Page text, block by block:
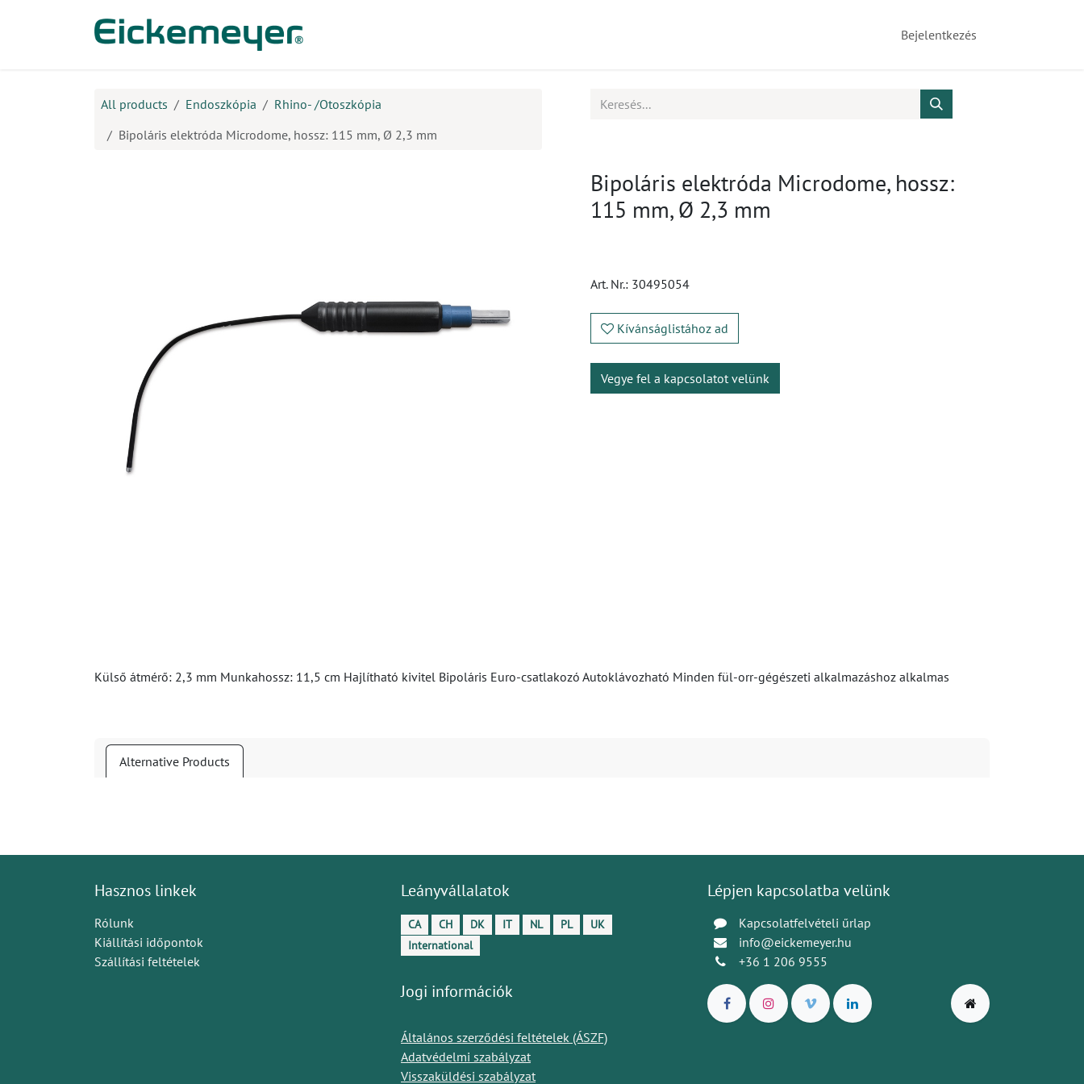
Bejelentkezés
All products Endoszkópia
Rhino- /Otoszkópia
Bipoláris elektróda Microdome, hossz: 115 mm, Ø 2,3 mm
Bipoláris elektróda Microdome, hossz:
115 mm, Ø 2,3 mm
Art. Nr.: 30495054
Kívánságlistához ad
Vegye fel a kapcsolatot velünk
Külső átmérő: 2,3 mm Munkahossz: 11,5 cm Hajlítható kivitel Bipoláris Euro-csatlakozó Autoklávozható Minden fül-orr-gégészeti alkalmazáshoz alkalmas
Alternative Products
Hasznos linkek
Rólunk
Kiállítási időpontok
Szállítási feltételek
Leányvállalatok
CA CH DK IT NL PL
UK
International
Jogi információk
Általános szerződési feltételek (ÁSZF)
Adatvédelmi szabályzat
Visszaküldési szabályzat
Lépjen kapcsolatba velünk
Kapcsolatfelvételi űrlap
info@eickemeyer.hu
+36 1 206 9555